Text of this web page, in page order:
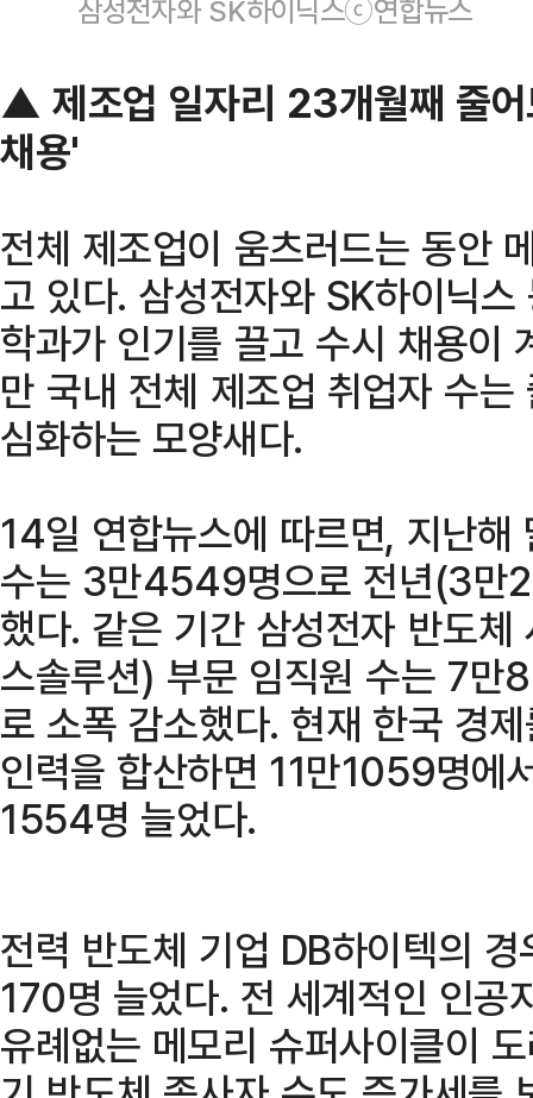
삼성전자와 SK하이닉스ⓒ연합뉴스
▲ 제조업 일자리 23개월째 줄
채용'
전체 제조업이 움츠러드는 동안
고 있다. 삼성전자와 SK하이닉
학과가 인기를 끌고 수시 채용이
만 국내 전체 제조업 취업자 수
심화하는 모양새다.
14일 연합뉴스에 따르면, 지난
수는 3만4549명으로 전년(3
했다. 같은 기간 삼성전자 반도
스솔루션) 부문 임직원 수는 7
로 소폭 감소했다. 현재 한국 경
인력을 합산하면 11만1059명에
1554명 늘었다.
전력 반도체 기업 DB하이텍의
170명 늘었다. 전 세계적인 인공
유례없는 메모리 슈퍼사이클이